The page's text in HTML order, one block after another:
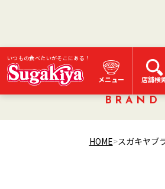
いつもの食べたいがそこにある！
メニュー 店舗検
スガキヤブ
BRAND
HOME スガキヤブ